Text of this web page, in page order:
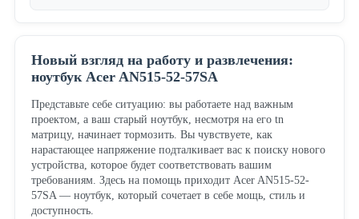
Новый взгляд на работу и развлечения:
ноутбук Acer AN515-52-57SA
Представьте себе ситуацию: вы работаете над важным
проектом, а ваш старый ноутбук, несмотря на его tn
матрицу, начинает тормозить. Вы чувствуете, как
нарастающее напряжение подталкивает вас к поиску нового
устройства, которое будет соответствовать вашим
требованиям. Здесь на помощь приходит Acer AN515-52-
57SA — ноутбук, который сочетает в себе мощь, стиль и
доступность.